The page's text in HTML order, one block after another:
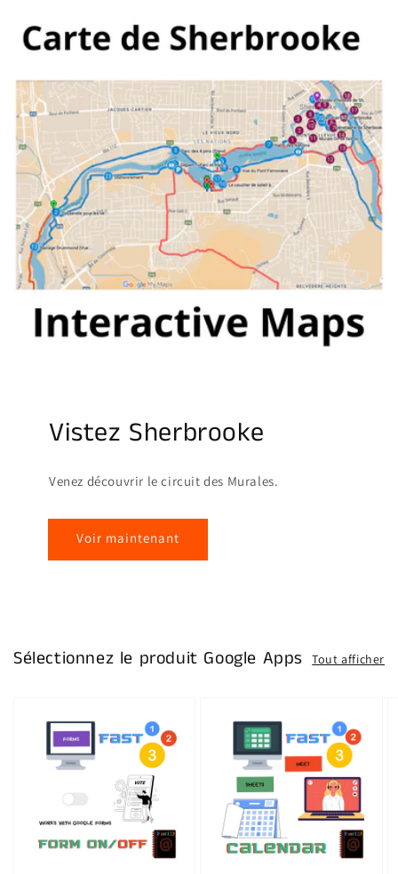
Vistez Sherbrooke
Venez découvrir le circuit des Murales.
Voir maintenant
Sélectionnez le produit Google Apps Tout afficher